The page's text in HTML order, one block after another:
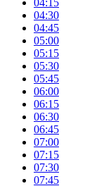
04:30
04:45
05:00
05:15
05:30
05:45
06:00
06:15
06:30
06:45
07:00
07:15
07:30
07:45